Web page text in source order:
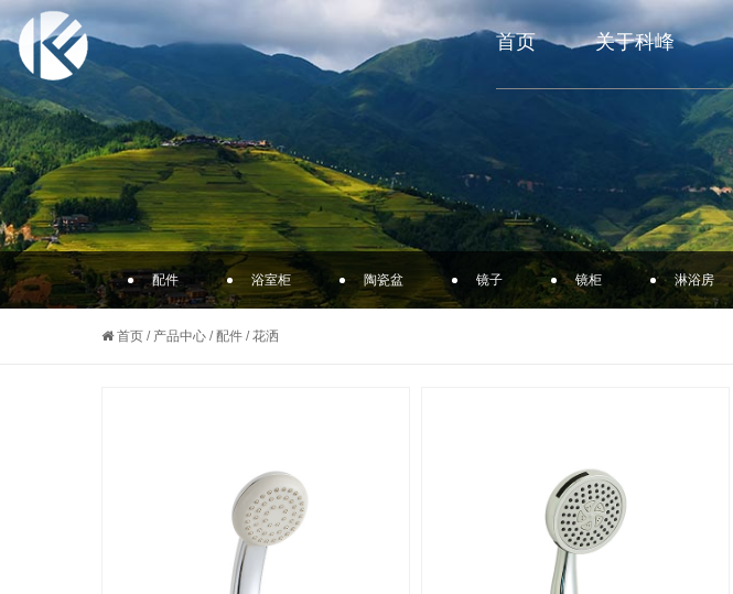
首页 关于科峰
配件 浴室柜 陶瓷盆 镜子 镜柜 淋浴房
首页 / 产品中心 / 配件 /花洒